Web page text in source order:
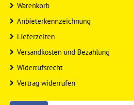
Warenkorb
Anbieterkennzeichnung
Lieferzeiten
Versandkosten und Bezahlung
Widerrufsrecht
Vertrag widerrufen